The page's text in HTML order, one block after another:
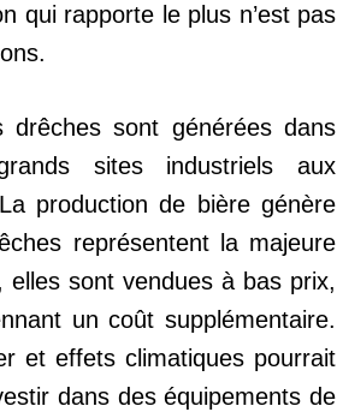
qui rapporte le plus n’est pas
sont générées dans
production de bière génère
représentent la majeure
sont vendues à bas prix,
un coût supplémentaire.
et effets climatiques pourrait
dans des équipements de